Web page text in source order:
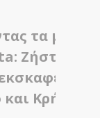
τα
Ζήστε από
Κρήτη